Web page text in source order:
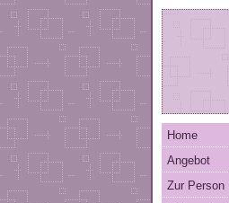
Home
Angebot
Zur Person